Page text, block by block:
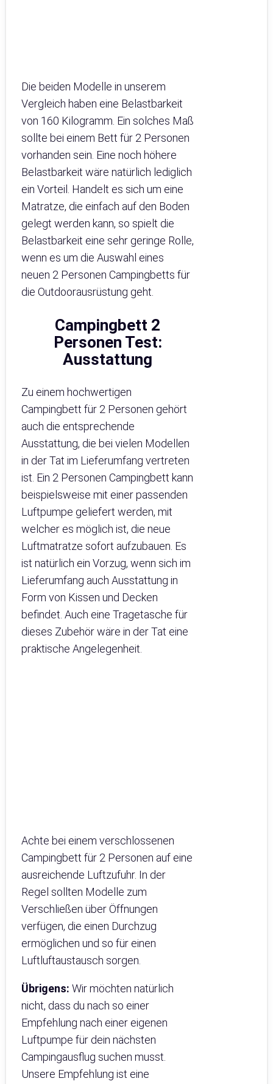
Die beiden Modelle in unserem
Vergleich haben eine Belastbarkeit
von 160 Kilogramm. Ein solches Maß
sollte bei einem Bett für 2 Personen
vorhanden sein. Eine noch höhere
Belastbarkeit wäre natürlich lediglich
ein Vorteil. Handelt es sich um eine
Matratze, die einfach auf den Boden
gelegt werden kann, so spielt die
Belastbarkeit eine sehr geringe Rolle,
wenn es um die Auswahl eines
neuen 2 Personen Campingbetts für
die Outdoorausrüstung geht.
Campingbett 2
Personen Test:
Ausstattung
Zu einem hochwertigen
Campingbett für 2 Personen gehört
auch die entsprechende
Ausstattung, die bei vielen Modellen
in der Tat im Lieferumfang vertreten
ist. Ein 2 Personen Campingbett kann
beispielsweise mit einer passenden
Luftpumpe geliefert werden, mit
welcher es möglich ist, die neue
Luftmatratze sofort aufzubauen. Es
ist natürlich ein Vorzug, wenn sich im
Lieferumfang auch Ausstattung in
Form von Kissen und Decken
befindet. Auch eine Tragetasche für
dieses Zubehör wäre in der Tat eine
praktische Angelegenheit.
Achte bei einem verschlossenen
Campingbett für 2 Personen auf eine
ausreichende Luftzufuhr. In der
Regel sollten Modelle zum
Verschließen über Öffnungen
verfügen, die einen Durchzug
ermöglichen und so für einen
Luftluftaustausch sorgen.
Übrigens: Wir möchten natürlich
nicht, dass du nach so einer
Empfehlung nach einer eigenen
Luftpumpe für dein nächsten
Campingausflug suchen musst.
Unsere Empfehlung ist eine